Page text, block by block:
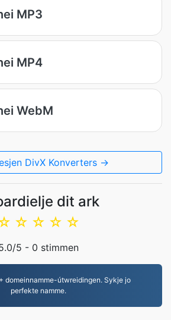
MP3
MP4
WebM
DivX Konverters →
dit ark
☆
☆
☆
☆
/5 - 0 stimmen
domeinnamme-útwreidingen. Sykje jo
perfekte namme.